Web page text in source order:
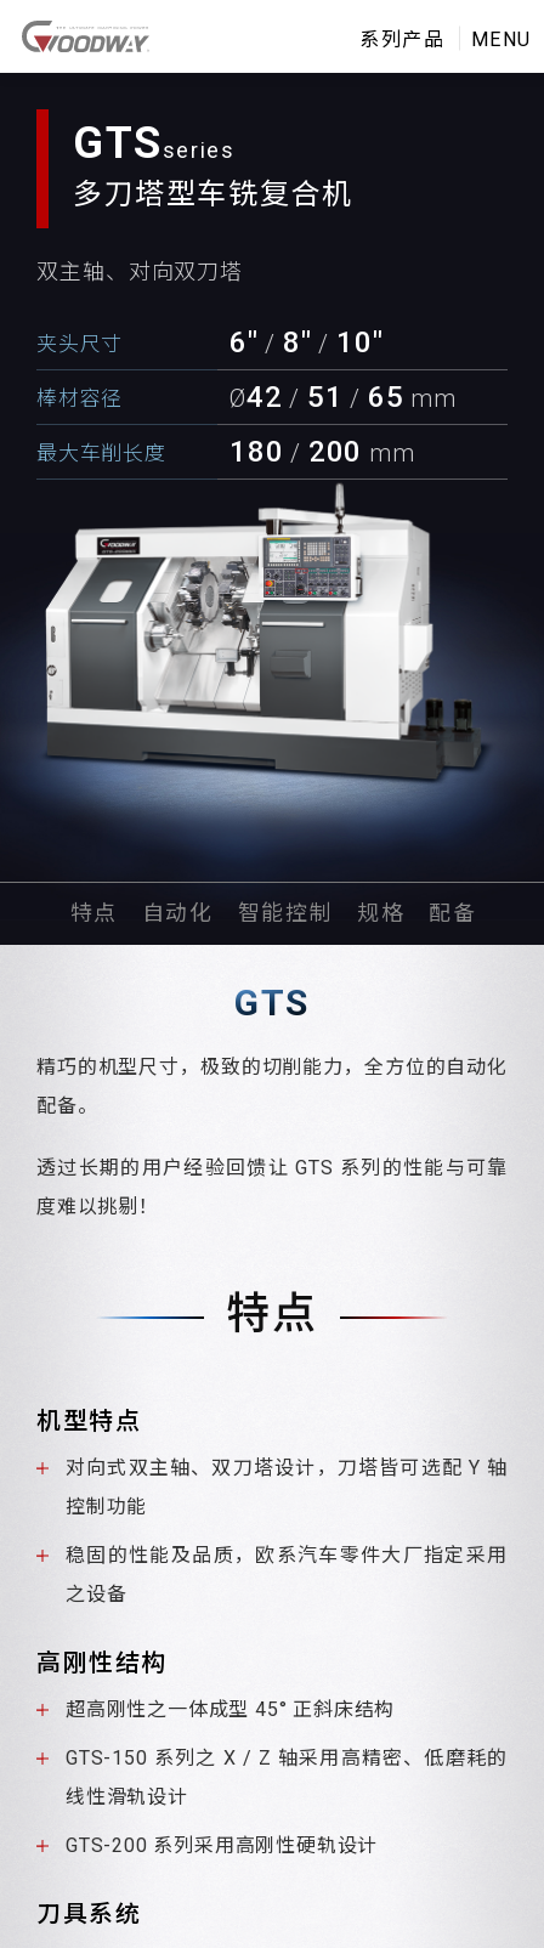
系列产品 MENU
GTS
多刀塔型车铣复合机
双主轴、对向双刀塔
夹头尺寸 6" / 8" / 10"
棒材容径 Ø42 / 51 / 65 mm
最大车削长度 180 / 200 mm
特点 自动化 智能控制 规格 配备
GTS
精巧的机型尺寸，极致的切削能力，全方位的自动化
配备。
透过长期的用户经验回馈让 GTS 系列的性能与可靠
度难以挑剔！
特点
机型特点
对向式双主轴、双刀塔设计，刀塔皆可选配 Y 轴
控制功能
稳固的性能及品质，欧系汽车零件大厂指定采用
之设备
高刚性结构
超高刚性之一体成型 45° 正斜床结构
GTS-150 系列之 X / Z 轴采用高精密、低磨耗的
线性滑轨设计
GTS-200 系列采用高刚性硬轨设计
刀具系统